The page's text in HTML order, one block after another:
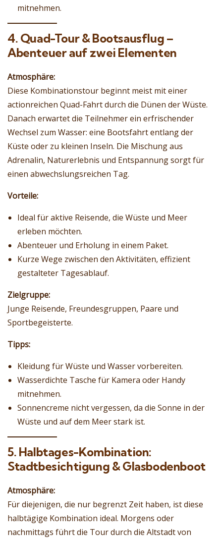
mitnehmen.
4. Quad-Tour & Bootsausflug –
Abenteuer auf zwei Elementen
Atmosphäre:
Diese Kombinationstour beginnt meist mit einer
actionreichen Quad-Fahrt durch die Dünen der Wüste.
Danach erwartet die Teilnehmer ein erfrischender
Wechsel zum Wasser: eine Bootsfahrt entlang der
Küste oder zu kleinen Inseln. Die Mischung aus
Adrenalin, Naturerlebnis und Entspannung sorgt für
einen abwechslungsreichen Tag.
Vorteile:
Ideal für aktive Reisende, die Wüste und Meer
erleben möchten.
Abenteuer und Erholung in einem Paket.
Kurze Wege zwischen den Aktivitäten, effizient
gestalteter Tagesablauf.
Zielgruppe:
Junge Reisende, Freundesgruppen, Paare und
Sportbegeisterte.
Tipps:
Kleidung für Wüste und Wasser vorbereiten.
Wasserdichte Tasche für Kamera oder Handy
mitnehmen.
Sonnencreme nicht vergessen, da die Sonne in der
Wüste und auf dem Meer stark ist.
5. Halbtages-Kombination:
Stadtbesichtigung & Glasbodenboot
Atmosphäre:
Für diejenigen, die nur begrenzt Zeit haben, ist diese
halbtägige Kombination ideal. Morgens oder
nachmittags führt die Tour durch die Altstadt von